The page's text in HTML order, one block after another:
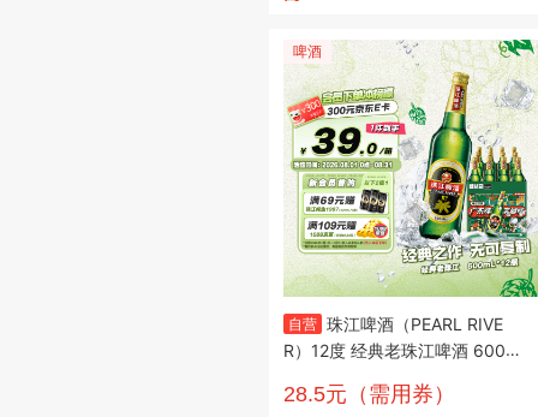
啤酒
自营 珠江啤酒（PEARL RIVE
R）12度 经典老珠江啤酒 600ml
28.5元（需用券）